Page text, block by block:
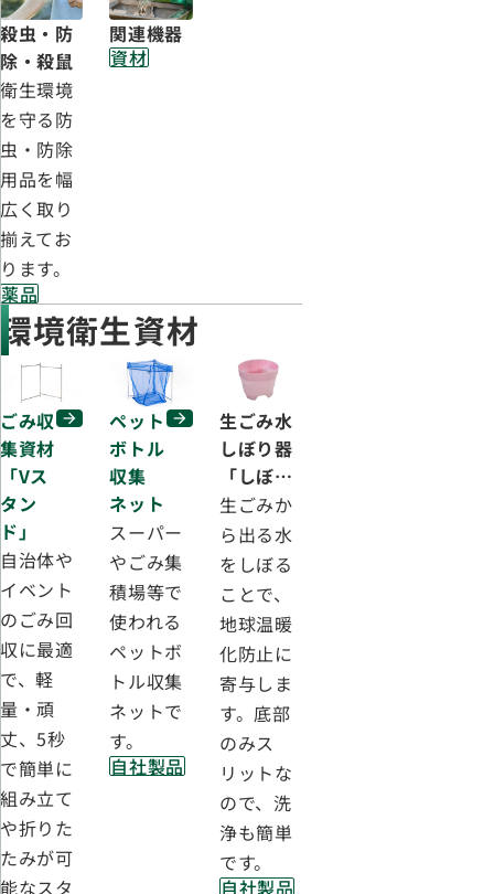
殺虫・防
除・殺鼠
衛生環境
を守る防
虫・防除
用品を幅
広く取り
揃えてお
ります。
薬品
関連機器
資材
環境衛生資材
ごみ収
集資材
「Vス
タン
ド」
自治体や
イベント
のごみ回
収に最適
で、軽
量・頑
丈、5秒
で簡単に
組み立て
や折りた
たみが可
能なスタ
ペット
ボトル
収集
ネット
スーパー
やごみ集
積場等で
使われる
ペットボ
トル収集
ネットで
す。
自社製品
生ごみ水
しぼり器
「しぼ
りっこ
X」
生ごみか
ら出る水
をしぼる
ことで、
地球温暖
化防止に
寄与しま
す。底部
のみス
リットな
ので、洗
浄も簡単
です。
自社製品